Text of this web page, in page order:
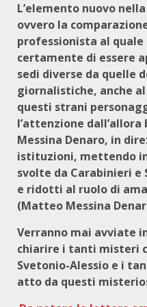
L’elemento nuovo
ovvero la
professionista al
certamente di essere
sedi diverse da quelle
giornalistiche, anche
questi strani
l’attenzione
Messina Denaro, in
istituzioni, mettendo
svolte da Carabinieri
e ridotti al ruolo di
(Matteo Messina
Verranno mai avviate
chiarire i tanti misteri
Svetonio-Alessio e i
atto da questi